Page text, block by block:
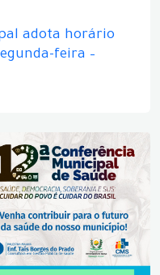
adota horário
feira –